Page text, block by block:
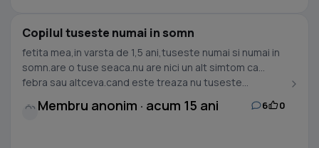
Copilul tuseste numai in somn
fetita mea,in varsta de 1,5 ani,tuseste numai si numai in
somn.are o tuse seaca.nu are nici un alt simtom ca
febra sau altceva.cand este treaza nu tuseste...
Membru anonim · acum 15 ani 6 0